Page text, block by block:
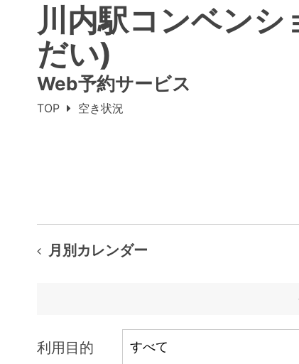
川内駅コンベン
だい)
Web予約サービス
TOP 空き状況
月別カレンダー
利用目的